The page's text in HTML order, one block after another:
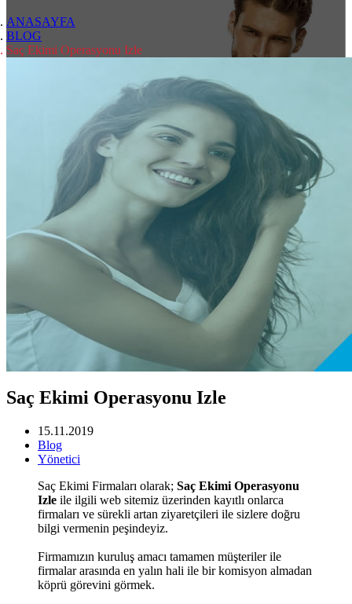
ANASAYFA
BLOG
Saç Ekimi Operasyonu Izle
Saç Ekimi Operasyonu Izle
15.11.2019
Blog
Yönetici
Saç Ekimi Firmaları olarak; Saç Ekimi Operasyonu
Izle ile ilgili web sitemiz üzerinden kayıtlı onlarca
firmaları ve sürekli artan ziyaretçileri ile sizlere doğru
bilgi vermenin peşindeyiz.
Firmamızın kuruluş amacı tamamen müşteriler ile
firmalar arasında en yalın hali ile bir komisyon almadan
köprü görevini görmek.